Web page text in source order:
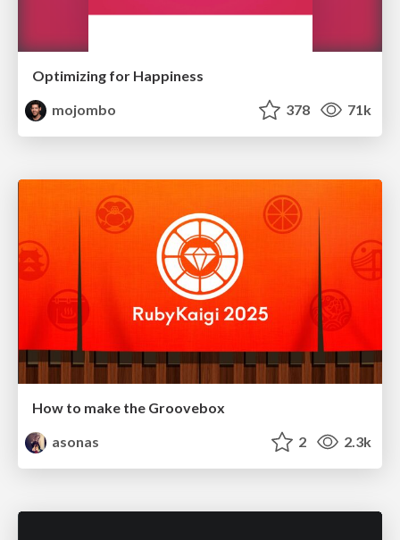
Optimizing for Happiness
mojombo
378 71k
How to make the Groovebox
asonas
2 2.3k